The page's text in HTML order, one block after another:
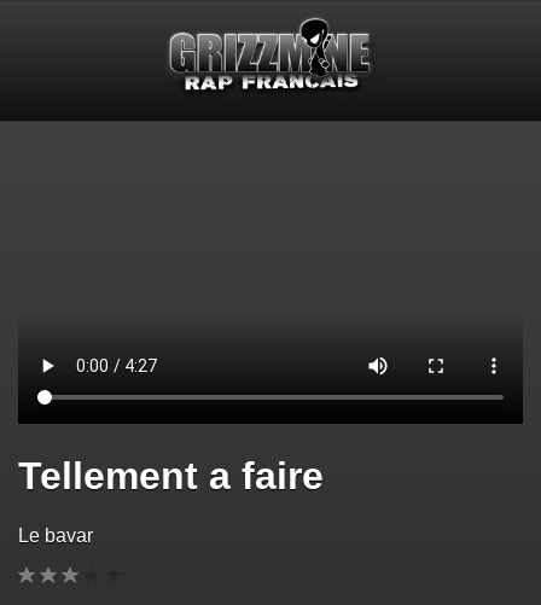
Tellement a faire
Le bavar